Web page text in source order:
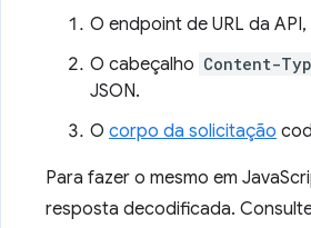
O endpoint de URL da
O cabeçalho Content-
JSON.
O corpo da solicitação
Para fazer o mesmo em
resposta decodificada.